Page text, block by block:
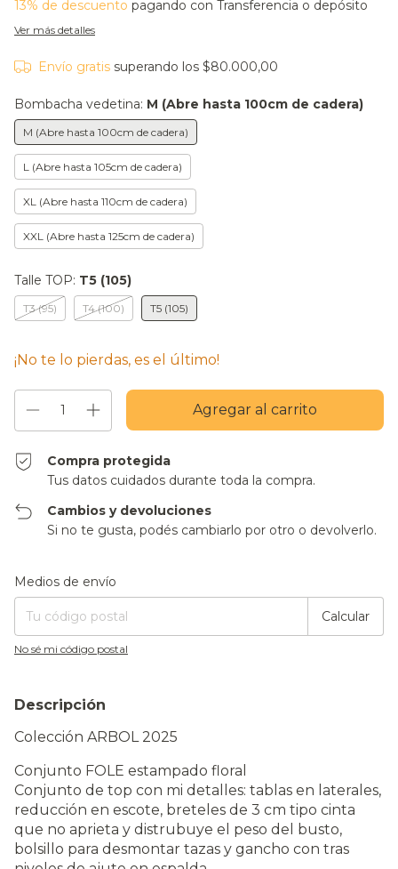
13% de descuento pagando con Transferencia o depósito
Ver más detalles
Envío gratis superando los $80.000,00
Bombacha vedetina: M (Abre hasta 100cm de cadera)
M (Abre hasta 100cm de cadera)
L (Abre hasta 105cm de cadera)
XL (Abre hasta 110cm de cadera)
XXL (Abre hasta 125cm de cadera)
Talle TOP: T5 (105)
T3 (95) T4 (100) T5 (105)
¡No te lo pierdas, es el último!
Compra protegida
Tus datos cuidados durante toda la compra.
Cambios y devoluciones
Si no te gusta, podés cambiarlo por otro o devolverlo.
Entregas para el CP:
Medios de envío
Calcular
No sé mi código postal
Descripción
Colección ARBOL 2025
Conjunto FOLE estampado floral
Conjunto de top con mi detalles: tablas en laterales,
reducción en escote, breteles de 3 cm tipo cinta
que no aprieta y distrubuye el peso del busto,
bolsillo para desmontar tazas y gancho con tras